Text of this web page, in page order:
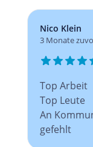
Nico Klein
3 Monate
Top Arbeit
Top Leute
An
gefehlt